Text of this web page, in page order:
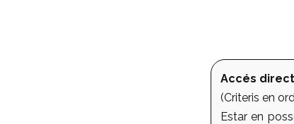
Accés
(Criteris en
Estar en